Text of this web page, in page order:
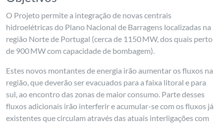
O Projeto permite a integração de novas centrais
hidroelétricas do Plano Nacional de Barragens localizadas na
região Norte de Portugal (cerca de 1150 MW, dos quais perto
de 900 MW com capacidade de bombagem).
Estes novos montantes de energia irão aumentar os fluxos na
região, que deverão ser evacuados para a faixa litoral e para
sul, ao encontro das zonas de maior consumo. Parte desses
fluxos adicionais irão interferir e acumular-se com os fluxos já
existentes que circulam através das atuais interligações com